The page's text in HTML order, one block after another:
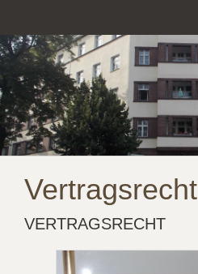
Vertragsrecht
VERTRAGSRECHT